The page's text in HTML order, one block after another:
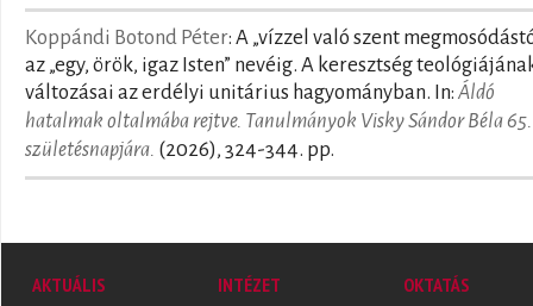
Koppándi Botond Péter: A „vízzel való szent
az „egy, örök, igaz Isten” nevéig. A keresztség
változásai az erdélyi unitárius hagyományban. In: Áldó
hatalmak oltalmába rejtve. Tanulmányok Visky Sándor Béla 65.
születésnapjára. (2026), 324-344. pp.
AKTUÁLIS
INTÉZET
OKTATÁS